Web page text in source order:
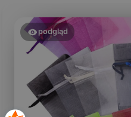
podgląd